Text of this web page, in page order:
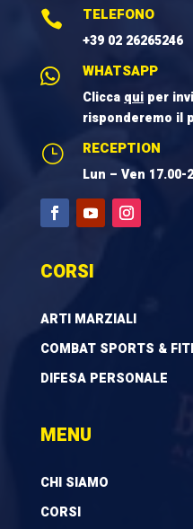
 TELEFONO
+39 02 26265246
 WHATSAPP
Clicca quiper
risponderemo il
} RECEPTION
Lun – Ven 17.00-
CORSI
ARTI MARZIALI
COMBAT SPORTS &
DIFESA PERSONALE
MENU
CHI SIAMO
CORSI